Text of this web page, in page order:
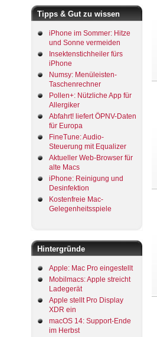
Tipps & Gut zu wissen
iPhone im Sommer: Hitze
und Sonne vermeiden
Insektenstichheiler fürs
iPhone
Numsy: Menüleisten-
Taschenrechner
Pollen+: Nützliche App für
Allergiker
Abfahrt! liefert ÖPNV-Daten
für Europa
FineTune: Audio-
Steuerung mit Equalizer
Aktueller Web-Browser für
alte Macs
iPhone: Reinigung und
Desinfektion
Kostenfreie Mac-
Gelegenheitsspiele
Hintergründe
Apple: Mac Pro eingestellt
Mobilmacs: Apple streicht
Ladegerät
Apple stellt Pro Display
XDR ein
macOS 14: Support-Ende
im Herbst